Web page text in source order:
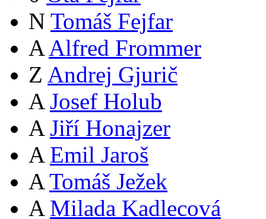
N Tomáš Fejfar
A Alfred Frommer
Z Andrej Gjurič
A Josef Holub
A Jiří Honajzer
A Emil Jaroš
A Tomáš Ježek
A Milada Kadlecová